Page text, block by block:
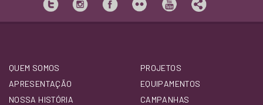
QUEM SOMOS
APRESENTAÇÃO
NOSSA HISTÓRIA
PROJETOS
EQUIPAMENTOS
CAMPANHAS